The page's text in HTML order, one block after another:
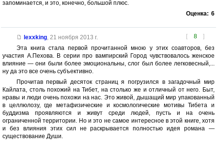
запоминается, и это, конечно, большой плюс.
Оценка: 6
[ 8 ]
lexxking, 21 ноября 2013 г.
Эта книга стала первой прочитанной мною у этих соавторов, без
участия А.Пехова. В серии про вампирский Город чувствовалось женское
влияние — они были более эмоциональны, слог был более легковесный,...
ну да это все очень субъективно.
Прочитав первый десяток страниц я погрузился в загадочный мир
Кайлата, столь похожий на Тибет, на столько же и отличный от него. Быт,
нравы и люди очень похожи на нас. Это живой, дышащий мир упакованный
в целлюлозу, где метафизические и космологические мотивы Тибета и
буддизма проявляются и живут среди людей, пусть и на очень
ограниченной территории. Но и это не самое интересное в этой книге, хотя
и без влияния этих сил не раскрывается полностью идея романа —
существование Души.